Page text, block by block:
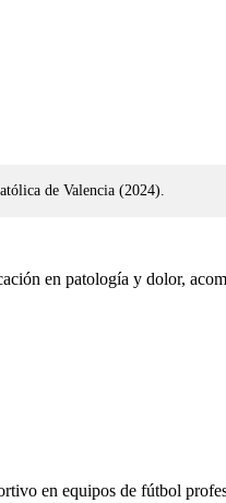
de Valencia (2024).
en patología y dolor,
en equipos de fútbol